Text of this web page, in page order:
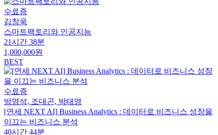
수료증
김창욱
스마트팩토리와 인공지능
21시간 38분
1,000,000원
BEST
수료증
방영석, 조대곤, 박태영
[연세 NEXT AI] Business Analytics : 데이터로 비즈니스 성장을
이끄는 비즈니스 분석
40시간 44분